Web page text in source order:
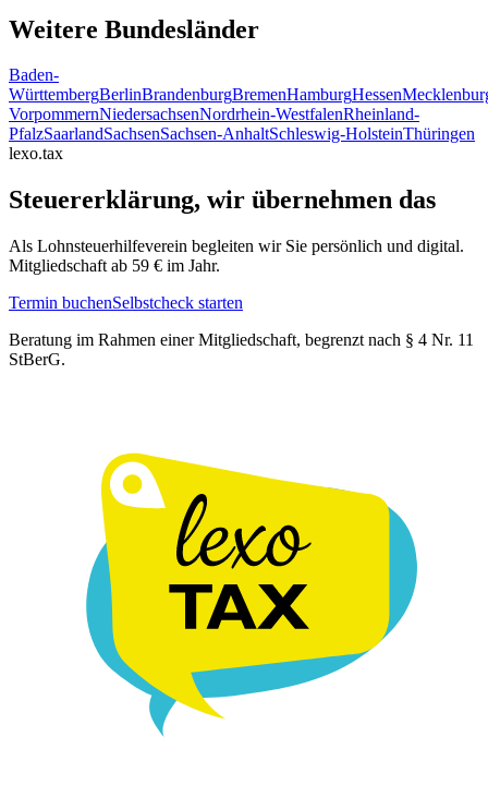
Weitere Bundesländer
Baden-
WürttembergBerlinBrandenburgBremenHamburgHessen
VorpommernNiedersachsenNordrhein-WestfalenRheinland-
PfalzSaarlandSachsenSachsen-AnhaltSchleswig-HolsteinThüringen
lexo.tax
Steuererklärung, wir übernehmen das
Als Lohnsteuerhilfeverein begleiten wir Sie persönlich und digital.
Mitgliedschaft ab 59 € im Jahr.
Termin buchenSelbstcheck starten
Beratung im Rahmen einer Mitgliedschaft, begrenzt nach § 4 Nr. 11
StBerG.